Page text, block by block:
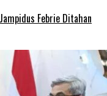
Febrie Ditahan